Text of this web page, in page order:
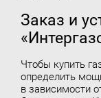
Заказ и
Чтобы купить
определить
в зависимости